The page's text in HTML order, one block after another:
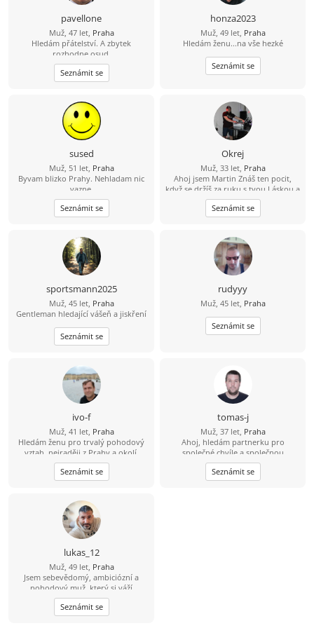
pavellone
Muž, 47 let, Praha
Hledám přátelství. A zbytek
rozhodne osud.
Seznámit se
honza2023
Muž, 49 let, Praha
Hledám ženu...na vše hezké
Seznámit se
sused
Muž, 51 let, Praha
Byvam blizko Prahy. Nehladam nic
vazne.
Seznámit se
Okrej
Muž, 33 let, Praha
Ahoj jsem Martin Znáš ten pocit,
když se držíš za ruku s tvou Láskou a
čas jakoby neexistoval? Jsem 23 let,
sympatický, svobodný, muž se
smyslem pro humor a životem
držení za ruce bude pouhá
předzvěst toho nádherného, co s
ním prožije. Miluji večerní
procházky, když slunce zapadá. Mám
oblíbenou trasu kolem Vltavy. A pak
společný návrat s posezením a
večeří v útulné hospůdce by mohlo
být příjemným zakončením hezkého
dne.
Seznámit se
sportsmann2025
Muž, 45 let, Praha
Gentleman hledající vášeň a jiskření
Seznámit se
rudyyy
Muž, 45 let, Praha
Seznámit se
ivo-f
Muž, 41 let, Praha
Hledám ženu pro trvalý pohodový
vztah, nejraději z Prahy a okolí.
Seznámit se
tomas-j
Muž, 37 let, Praha
Ahoj, hledám partnerku pro
společné chvíle a společnou
budoucnost. Rád bych se s někým
seznámil. Věřím, že skutečné
partnerství mezi 2 lidmi existuje. S
Seznámit se
lukas_12
Muž, 49 let, Praha
Jsem sebevědomý, ambiciózní a
pohodový muž, který si váží
upřímnosti, věrnosti a respektu. Rád
se učím nové věci, udržuji se aktivní
a trávím čas s dobrými lidmi. Na
Seznámit se